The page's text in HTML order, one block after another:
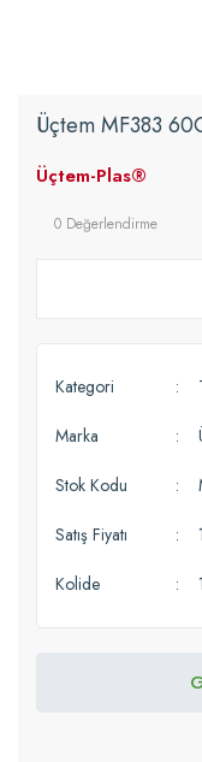
Üçtem MF383
Üçtem-Plas®
0 Değerlendirme
Kategori
Marka
Stok Kodu
Satış Fiyatı
Kolide